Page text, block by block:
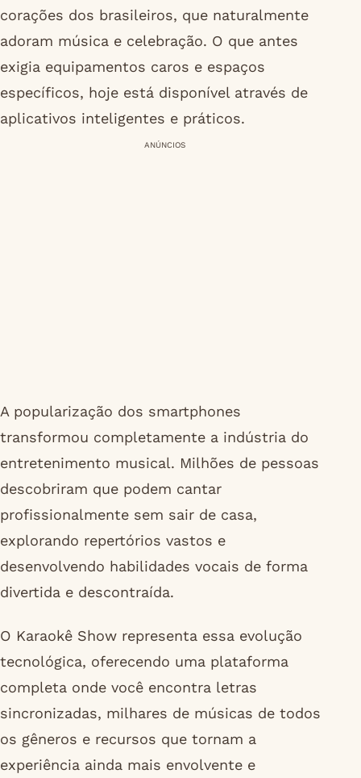
corações dos brasileiros, que naturalmente
adoram música e celebração. O que antes
exigia equipamentos caros e espaços
específicos, hoje está disponível através de
aplicativos inteligentes e práticos.
ANÚNCIOS
A popularização dos smartphones
transformou completamente a indústria do
entretenimento musical. Milhões de pessoas
descobriram que podem cantar
profissionalmente sem sair de casa,
explorando repertórios vastos e
desenvolvendo habilidades vocais de forma
divertida e descontraída.
O Karaokê Show representa essa evolução
tecnológica, oferecendo uma plataforma
completa onde você encontra letras
sincronizadas, milhares de músicas de todos
os gêneros e recursos que tornam a
experiência ainda mais envolvente e